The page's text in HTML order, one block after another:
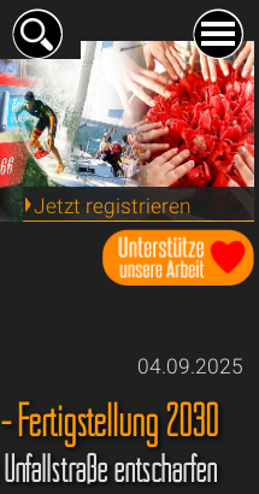
Jetzt registrieren
04.09.2025
Fertigstellung 2030
entschärfen